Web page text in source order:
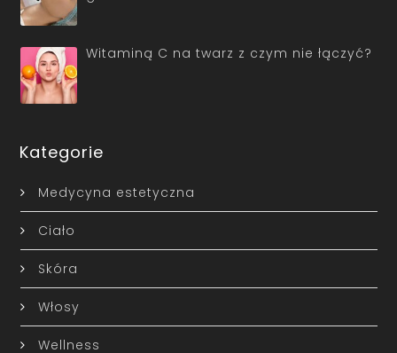
Witaminą C na twarz z czym nie łączyć?
Kategorie
Medycyna estetyczna
Ciało
Skóra
Włosy
Wellness